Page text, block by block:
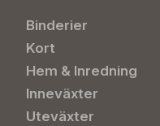
Binderier
Kort
Hem & Inredning
Inneväxter
Uteväxter